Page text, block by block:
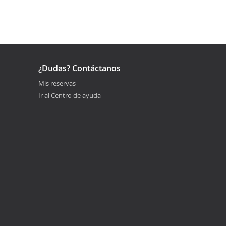
¿Dudas? Contáctanos
Mis reservas
Ir al Centro de ayuda